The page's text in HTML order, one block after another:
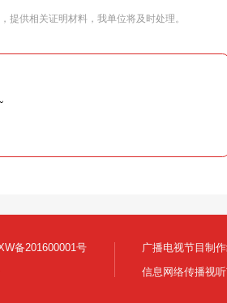
供相关证明材料，我单位将及时处理。
备201600001号
广播电视节目制
信息网络传播视